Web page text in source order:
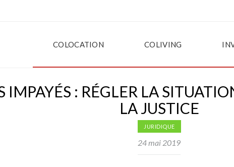
COLOCATION COLIVING
IMPAYÉS : RÉGLER LA
LA JUSTICE
JURIDIQUE
24 mai 2019